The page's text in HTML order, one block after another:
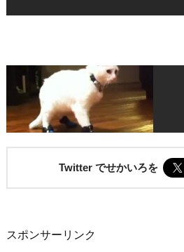
Twitter でせかいろを
スポンサーリンク